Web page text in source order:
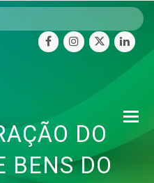
facebookinstagram
twitter
DO
BENS DO